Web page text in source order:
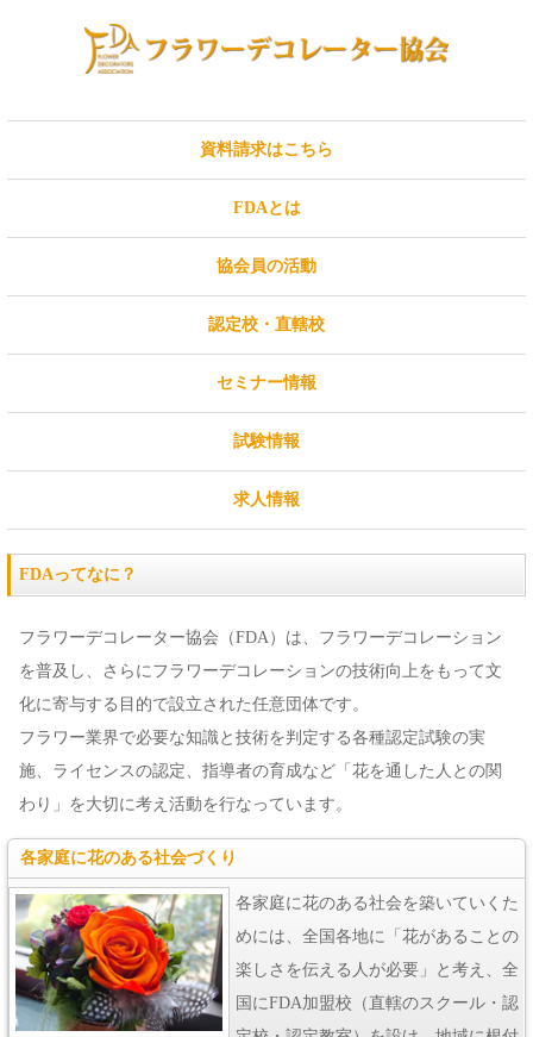
資料請求はこちら
FDAとは
協会員の活動
認定校・直轄校
セミナー情報
試験情報
求人情報
FDAってなに？
フラワーデコレーター協会（FDA）は、フラワーデコレーション
を普及し、さらにフラワーデコレーションの技術向上をもって文
化に寄与する目的で設立された任意団体です。
フラワー業界で必要な知識と技術を判定する各種認定試験の実
施、ライセンスの認定、指導者の育成など「花を通した人との関
わり」を大切に考え活動を行なっています。
各家庭に花のある社会づくり
各家庭に花のある社会を築いていくた
めには、全国各地に「花があることの
楽しさを伝える人が必要」と考え、全
国にFDA加盟校（直轄のスクール・認